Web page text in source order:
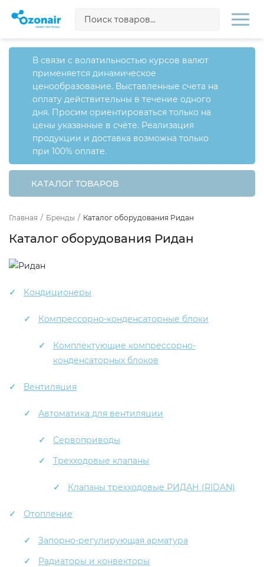
В связи с волатильностью курсов валют
применяется динамическое
ценообразование. Выставленные счета на
оплату действительны в течение одного
дня. Просим ориентироваться только на
цены указанные в счёте. Реализация
продукции и доставка возможна только
при 100% оплате.
КАТАЛОГ ТОВАРОВ
Главная / Бренды / Каталог оборудования Ридан
Каталог оборудования Ридан
Кондиционеры
Компрессорно-конденсаторные блоки
Комплектующие компрессорно-
конденсаторных блоков
Вентиляция
Автоматика для вентиляции
Сервоприводы
Трехходовые клапаны
Клапаны трехходовые РИДАН (RIDAN)
Отопление
Запорно-регулирующая арматура
Радиаторы и конвекторы